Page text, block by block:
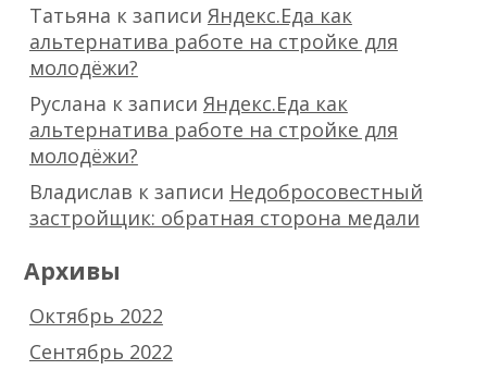
Татьяна к записи Яндекс.Еда как
альтернатива работе на стройке для
молодёжи?
Руслана к записи Яндекс.Еда как
альтернатива работе на стройке для
молодёжи?
Владислав к записи Недобросовестный
застройщик: обратная сторона медали
Архивы
Октябрь 2022
Сентябрь 2022